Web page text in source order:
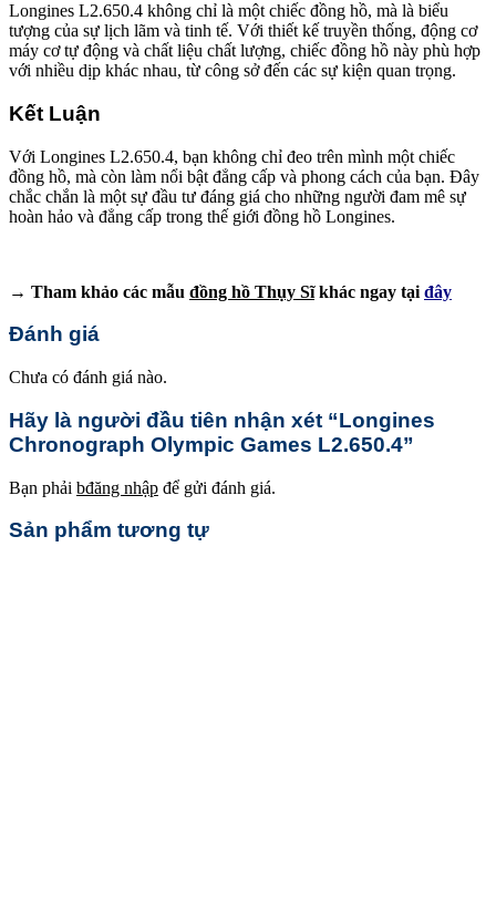
Longines L2.650.4 không chỉ là một chiếc đồng hồ, mà là biểu
tượng của sự lịch lãm và tinh tế. Với thiết kế truyền thống, động cơ
máy cơ tự động và chất liệu chất lượng, chiếc đồng hồ này phù hợp
với nhiều dịp khác nhau, từ công sở đến các sự kiện quan trọng.
Kết Luận
Với Longines L2.650.4, bạn không chỉ đeo trên mình một chiếc
đồng hồ, mà còn làm nổi bật đẳng cấp và phong cách của bạn. Đây
chắc chắn là một sự đầu tư đáng giá cho những người đam mê sự
hoàn hảo và đẳng cấp trong thế giới đồng hồ Longines.
→ Tham khảo các mẫu đồng hồ Thụy Sĩkhác ngay tại đây
Đánh giá
Chưa có đánh giá nào.
Hãy là người đầu tiên nhận xét “Longines
Chronograph Olympic Games L2.650.4”
Bạn phải bđăng nhập để gửi đánh giá.
Sản phẩm tương tự